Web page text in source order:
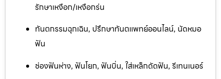
รักษาเหงือก/เหงือกร่น
ทันตกรรมฉุกเฉิน, ปรึกษาทันตแพทย์ออนไลน์, นัดหมอ
ฟัน
ช่องฟันห่าง, ฟันโยก, ฟันบิ่น, ใส่เหล็กดัดฟัน, รีเทนเนอร์